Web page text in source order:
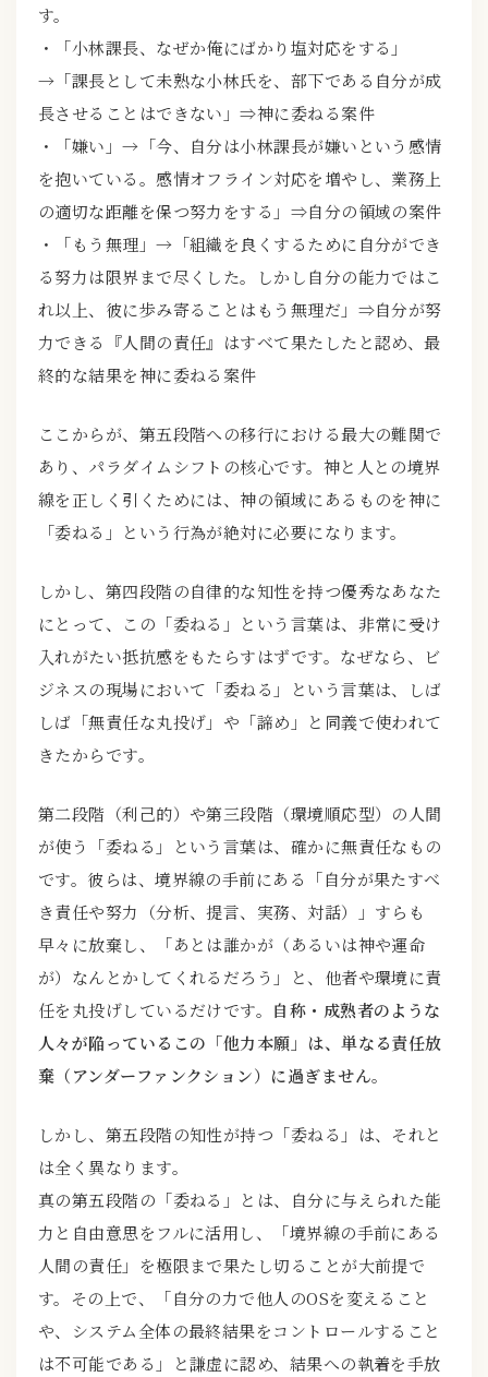
す。
・「小林課長、なぜか俺にばかり塩対応をする」
→「課長として未熟な小林氏を、部下である自分が成
長させることはできない」⇒神に委ねる案件
・「嫌い」→「今、自分は小林課長が嫌いという感情
を抱いている。感情オフライン対応を増やし、業務上
の適切な距離を保つ努力をする」⇒自分の領域の案件
・「もう無理」→「組織を良くするために自分ができ
る努力は限界まで尽くした。しかし自分の能力ではこ
れ以上、彼に歩み寄ることはもう無理だ」⇒自分が努
力できる『人間の責任』はすべて果たしたと認め、最
終的な結果を神に委ねる案件
ここからが、第五段階への移行における最大の難関で
あり、パラダイムシフトの核心です。神と人との境界
線を正しく引くためには、神の領域にあるものを神に
「委ねる」という行為が絶対に必要になります。
しかし、第四段階の自律的な知性を持つ優秀なあなた
にとって、この「委ねる」という言葉は、非常に受け
入れがたい抵抗感をもたらすはずです。なぜなら、ビ
ジネスの現場において「委ねる」という言葉は、しば
しば「無責任な丸投げ」や「諦め」と同義で使われて
きたからです。
第二段階（利己的）や第三段階（環境順応型）の人間
が使う「委ねる」という言葉は、確かに無責任なもの
です。彼らは、境界線の手前にある「自分が果たすべ
き責任や努力（分析、提言、実務、対話）」すらも
早々に放棄し、「あとは誰かが（あるいは神や運命
が）なんとかしてくれるだろう」と、他者や環境に責
任を丸投げしているだけです。 自称・成熟者のような
人々が陥っているこの「他力本願」は、単なる責任放
棄（アンダーファンクション）に過ぎません。
しかし、第五段階の知性が持つ「委ねる」は、それと
は全く異なります。
真の第五段階の「委ねる」とは、自分に与えられた能
力と自由意思をフルに活用し、「境界線の手前にある
人間の責任」を極限まで果たし切ることが大前提で
す。その上で、「自分の力で他人のOSを変えること
や、システム全体の最終結果をコントロールすること
は不可能である」と謙虚に認め、結果への執着を手放